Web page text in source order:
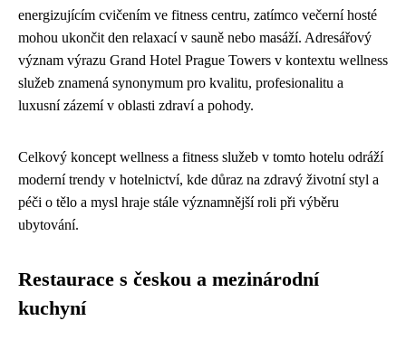
energizujícím cvičením ve fitness centru, zatímco večerní hosté
mohou ukončit den relaxací v sauně nebo masáží. Adresářový
význam výrazu Grand Hotel Prague Towers v kontextu wellness
služeb znamená synonymum pro kvalitu, profesionalitu a
luxusní zázemí v oblasti zdraví a pohody.
Celkový koncept wellness a fitness služeb v tomto hotelu odráží
moderní trendy v hotelnictví, kde důraz na zdravý životní styl a
péči o tělo a mysl hraje stále významnější roli při výběru
ubytování.
Restaurace s českou a mezinárodní
kuchyní